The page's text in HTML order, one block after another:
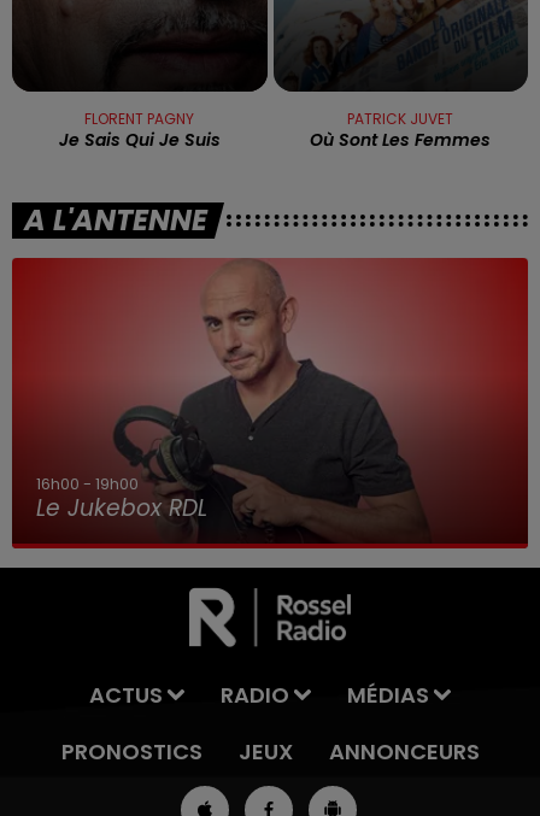
FLORENT PAGNY
Je Sais Qui Je Suis
PATRICK JUVET
Où Sont Les Femmes
A L'ANTENNE
16h00 - 19h00
Le Jukebox RDL
ACTUS RADIO
MÉDIAS
PRONOSTICS
JEUX ANNONCEURS